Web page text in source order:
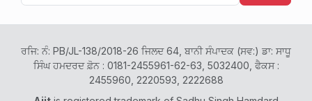
ਰਜਿ: ਨੰ: PB/JL-138/2018-26 ਜਿਲਦ 64, ਬਾਨੀ ਸੰਪਾਦਕ (ਸਵ:) ਡਾ: ਸਾਧੂ
ਸਿੰਘ ਹਮਦਰਦ ਫ਼ੋਨ : 0181-2455961-62-63, 5032400, ਫੈਕਸ :
2455960, 2220593, 2222688